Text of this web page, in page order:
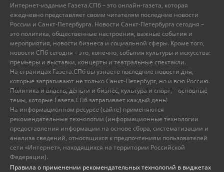
Интернет-издание Газета.СПб – это онлайн-газета, которая
ежедневно представляет своим читателям последние новости
России и Санкт-Петербурга. Новости Санкт-Петербурга сегодня –
это политика, общественные настроения, важные события и
мероприятия, новости бизнеса и социальной сферы. Кроме того,
новости СПб сегодня – это, конечно, события культуры и искусства:
премьеры и выставки, концерты и театральные спектакли.
На страницах Газета.СПб вы узнаете последние новости дня,
которые затрагивают не только Санкт-Петербург, но и всю Россию.
Политика и власть, деньги и бизнес, культура и спорт, – основные
темы, которые Газета.СПб затрагивает каждый день!
На информационном ресурсе (сайте) применяются
рекомендательные технологии (информационные технологии
предоставления информации на основе сбора, систематизации и
анализа сведений, относящихся к предпочтениям пользователей
сети «Интернет», находящихся на территории Российской
Федерации).
Правила о применении рекомендательных технологий в виджетах